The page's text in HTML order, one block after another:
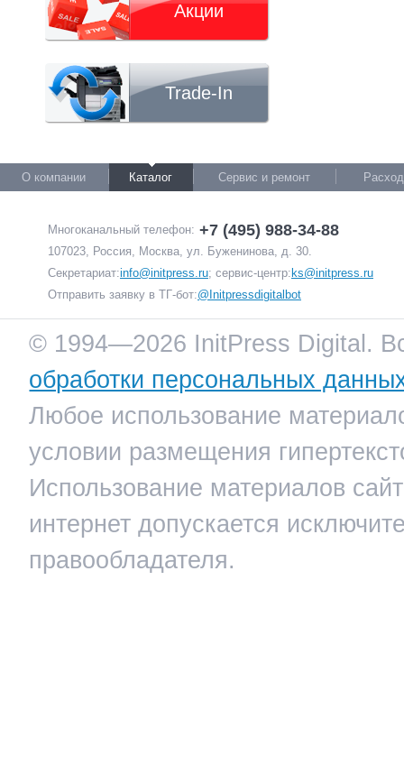
Акции
Trade-In
О компании Каталог Сервис и ремонт
Многоканальный телефон: +7 (495) 988-34-88
107023, Россия, Москва, ул. Буженинова, д. 30.
Секретариат:info@initpress.ru; сервис-центр: ks@initpress.ru
Отправить заявку в ТГ-бот:@Initpressdigitalbot
© 1994—2026 InitPress Digital.
обработки персональных
Любое использование
условии размещения
Использование материалов
интернет допускается
правообладателя.